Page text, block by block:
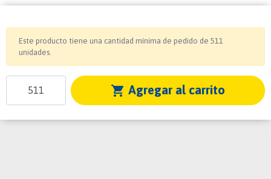
Este producto tiene una cantidad mínima de pedido de 511
unidades.
shopping_cart Agregar al carrito